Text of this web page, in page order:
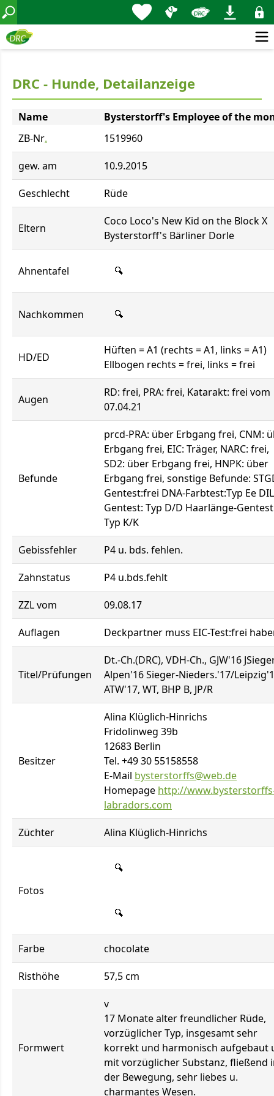
DRC - Hunde, Detailanzeige
Name
Bysterstorff's Employee of the
ZB-Nr. 1519960
gew. am 10.9.2015
Geschlecht Rüde
Eltern
Coco Loco's New Kid on the Block X
Bysterstorff's Bärliner Dorle
Ahnentafel
Nachkommen
HD/ED
Hüften = A1 (rechts = A1, links = A1)
Ellbogen rechts = frei, links = frei
Augen
RD: frei, PRA: frei, Katarakt: frei vom
07.04.21
Befunde
prcd-PRA: über Erbgang frei, CNM:
Erbgang frei, EIC: Träger, NARC: frei,
SD2: über Erbgang frei, HNPK: über
Erbgang frei, sonstige Befunde:
Gentest:frei DNA-Farbtest:Typ Ee
Gentest: Typ D/D Haarlänge-
Typ K/K
Gebissfehler P4 u. bds. fehlen.
Zahnstatus P4 u.bds.fehlt
ZZL vom 09.08.17
Auflagen Deckpartner muss EIC-Test:frei
Titel/Prüfungen
Dt.-Ch.(DRC), VDH-Ch., GJW'16
Alpen'16 Sieger-Nieders.'17/
ATW'17, WT, BHP B, JP/R
Besitzer
Alina Klüglich-Hinrichs
Fridolinweg 39b
12683 Berlin
Tel. +49 30 55158558
E-Mail bysterstorffs@web.de
Homepage http://
labradors.com
Züchter Alina Klüglich-Hinrichs
Fotos
Farbe chocolate
Risthöhe 57,5 cm
Formwert
v
17 Monate alter freundlicher Rüde,
vorzüglicher Typ, insgesamt sehr
korrekt und harmonisch aufgebaut
mit vorzüglicher Substanz, fließend
der Bewegung, sehr liebes u.
charmantes Wesen.